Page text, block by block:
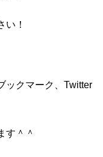
い！
ックマーク、Twitter
す＾＾